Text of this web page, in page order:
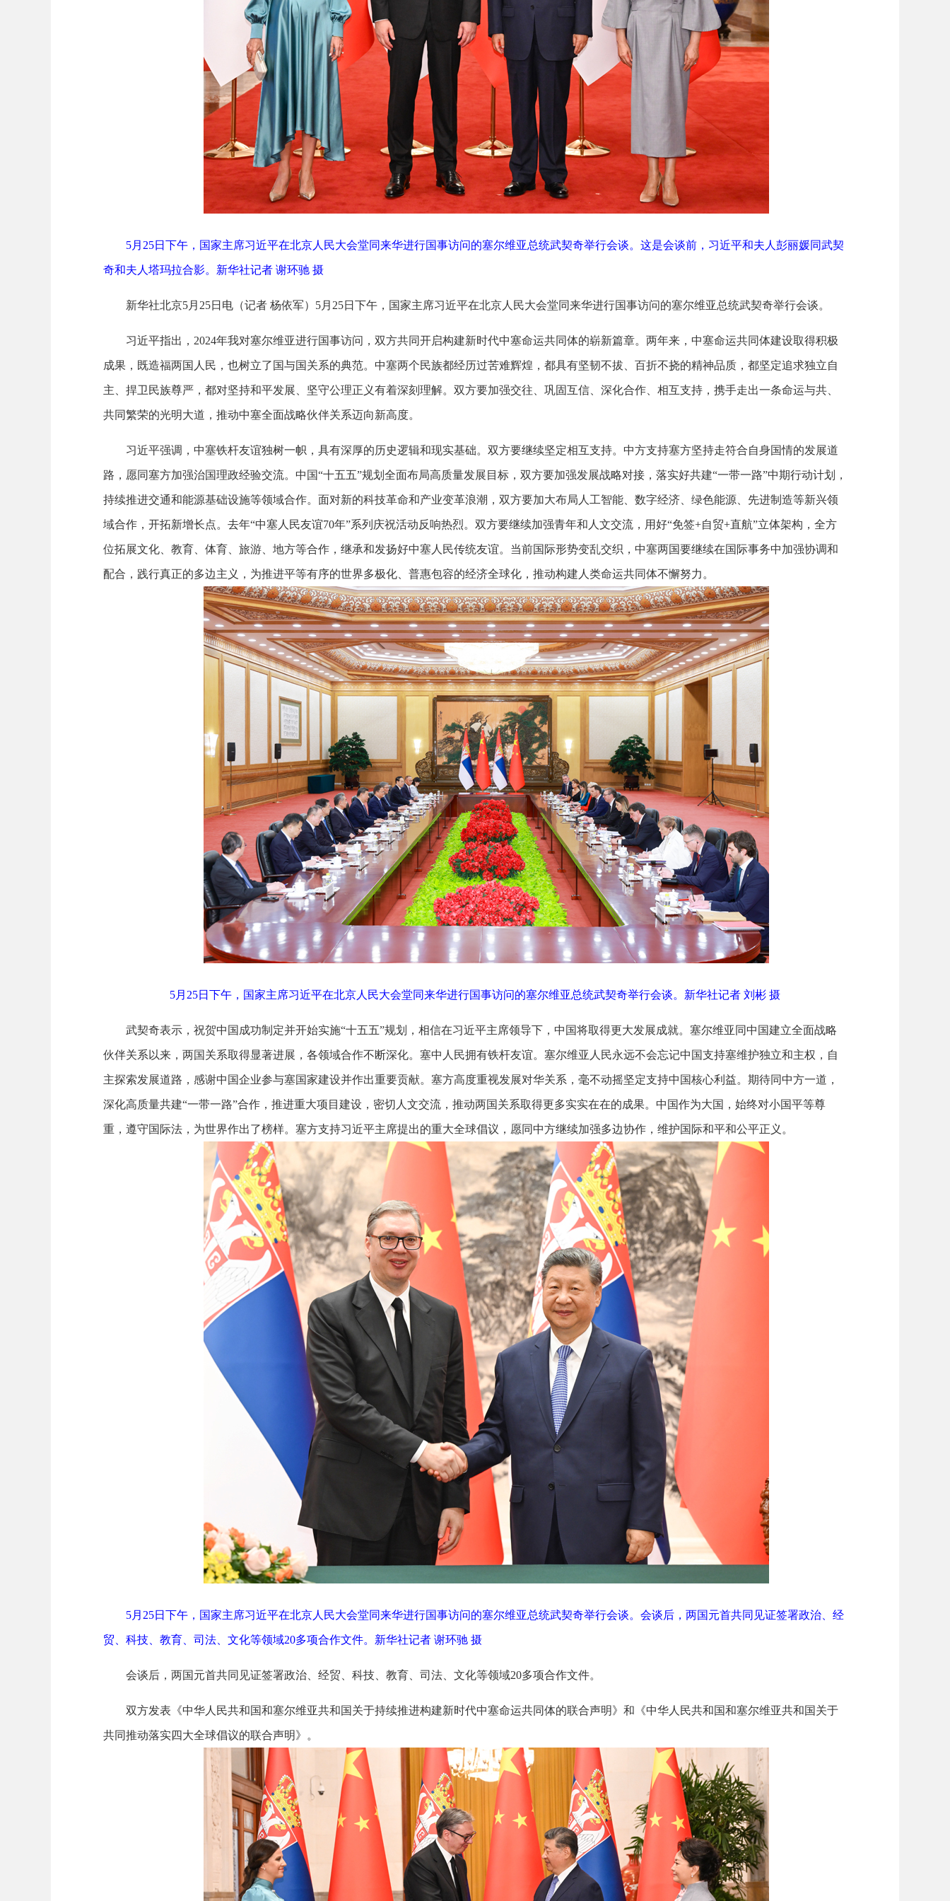
5月25日下午，国家主席习近平在北京人民大会堂同来华进行国事访问的塞尔维亚总统武契奇举行会谈。这是会谈前，习近平和夫人彭丽媛同武契
奇和夫人塔玛拉合影。新华社记者 谢环驰 摄
新华社北京5月25日电（记者 杨依军）5月25日下午，国家主席习近平在北京人民大会堂同来华进行国事访问的塞尔维亚总统武契奇举行会谈。
习近平指出，2024年我对塞尔维亚进行国事访问，双方共同开启构建新时代中塞命运共同体的崭新篇章。两年来，中塞命运共同体建设取得积极
成果，既造福两国人民，也树立了国与国关系的典范。中塞两个民族都经历过苦难辉煌，都具有坚韧不拔、百折不挠的精神品质，都坚定追求独立自
主、捍卫民族尊严，都对坚持和平发展、坚守公理正义有着深刻理解。双方要加强交往、巩固互信、深化合作、相互支持，携手走出一条命运与共、
共同繁荣的光明大道，推动中塞全面战略伙伴关系迈向新高度。
习近平强调，中塞铁杆友谊独树一帜，具有深厚的历史逻辑和现实基础。双方要继续坚定相互支持。中方支持塞方坚持走符合自身国情的发展道
路，愿同塞方加强治国理政经验交流。中国“十五五”规划全面布局高质量发展目标，双方要加强发展战略对接，落实好共建“一带一路”中期行动计划，
持续推进交通和能源基础设施等领域合作。面对新的科技革命和产业变革浪潮，双方要加大布局人工智能、数字经济、绿色能源、先进制造等新兴领
域合作，开拓新增长点。去年“中塞人民友谊70年”系列庆祝活动反响热烈。双方要继续加强青年和人文交流，用好“免签+自贸+直航”立体架构，全方
位拓展文化、教育、体育、旅游、地方等合作，继承和发扬好中塞人民传统友谊。当前国际形势变乱交织，中塞两国要继续在国际事务中加强协调和
配合，践行真正的多边主义，为推进平等有序的世界多极化、普惠包容的经济全球化，推动构建人类命运共同体不懈努力。
5月25日下午，国家主席习近平在北京人民大会堂同来华进行国事访问的塞尔维亚总统武契奇举行会谈。新华社记者 刘彬 摄
武契奇表示，祝贺中国成功制定并开始实施“十五五”规划，相信在习近平主席领导下，中国将取得更大发展成就。塞尔维亚同中国建立全面战略
伙伴关系以来，两国关系取得显著进展，各领域合作不断深化。塞中人民拥有铁杆友谊。塞尔维亚人民永远不会忘记中国支持塞维护独立和主权，自
主探索发展道路，感谢中国企业参与塞国家建设并作出重要贡献。塞方高度重视发展对华关系，毫不动摇坚定支持中国核心利益。期待同中方一道，
深化高质量共建“一带一路”合作，推进重大项目建设，密切人文交流，推动两国关系取得更多实实在在的成果。中国作为大国，始终对小国平等尊
重，遵守国际法，为世界作出了榜样。塞方支持习近平主席提出的重大全球倡议，愿同中方继续加强多边协作，维护国际和平和公平正义。
5月25日下午，国家主席习近平在北京人民大会堂同来华进行国事访问的塞尔维亚总统武契奇举行会谈。会谈后，两国元首共同见证签署政治、经
贸、科技、教育、司法、文化等领域20多项合作文件。新华社记者 谢环驰 摄
会谈后，两国元首共同见证签署政治、经贸、科技、教育、司法、文化等领域20多项合作文件。
双方发表《中华人民共和国和塞尔维亚共和国关于持续推进构建新时代中塞命运共同体的联合声明》和《中华人民共和国和塞尔维亚共和国关于
共同推动落实四大全球倡议的联合声明》。